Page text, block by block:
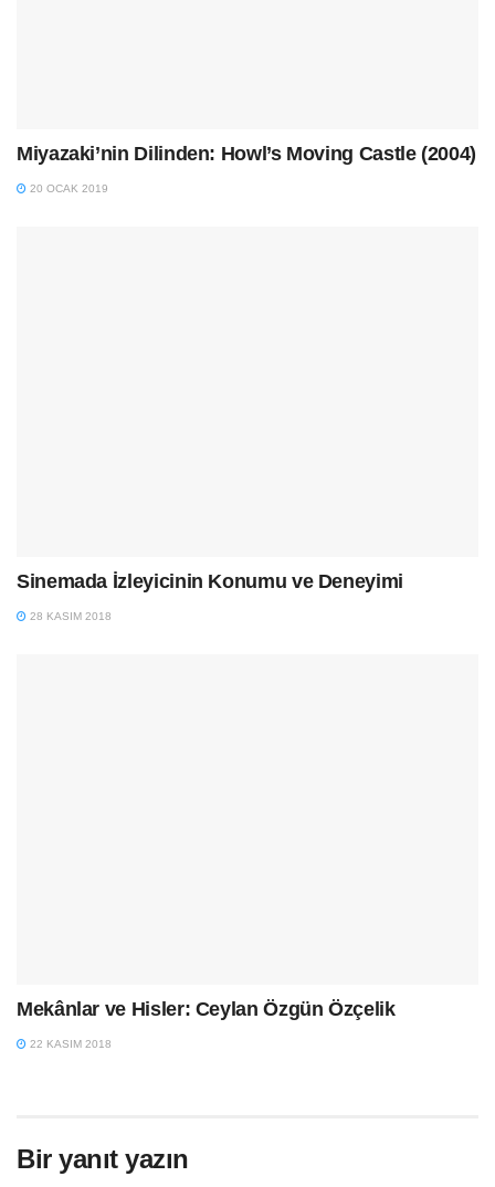
Miyazaki’nin Dilinden: Howl’s Moving Castle (2004)
20 OCAK 2019
Sinemada İzleyicinin Konumu ve Deneyimi
28 KASIM 2018
Mekânlar ve Hisler: Ceylan Özgün Özçelik
22 KASIM 2018
Bir yanıt yazın